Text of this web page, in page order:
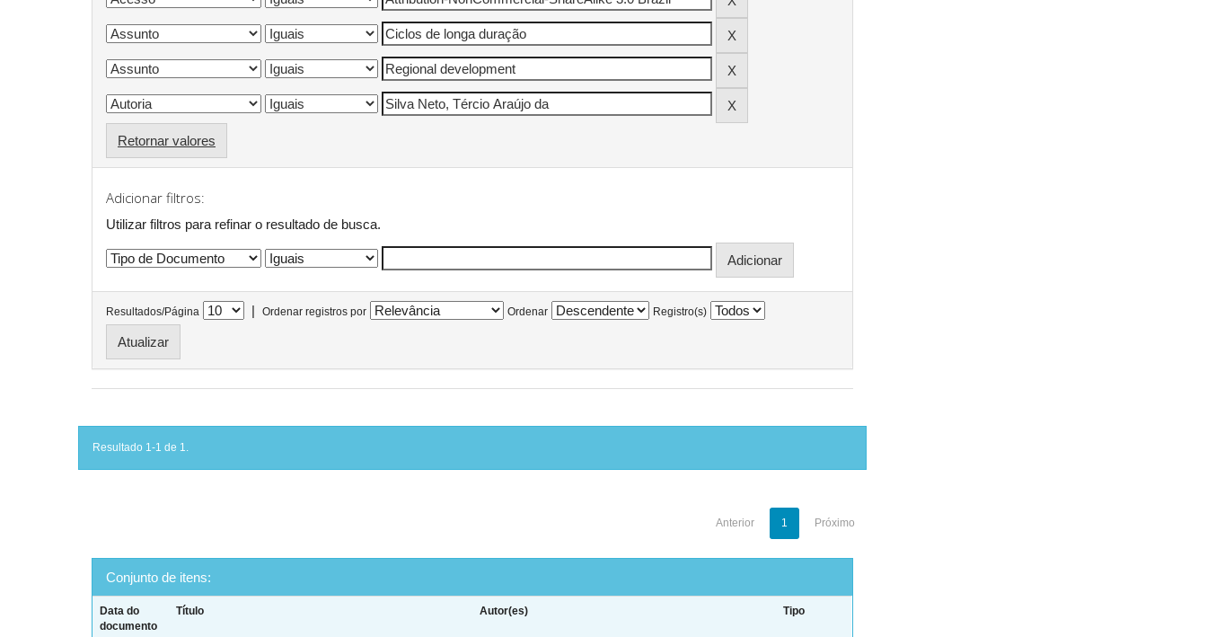
Retornar valores
Adicionar filtros:
Utilizar filtros para refinar o resultado de busca.
Resultados/Página | Ordenar registros por Ordenar Registro(s)
Resultado 1-1 de 1.
Anterior 1 Próximo
Conjunto de itens:
Data do
documento
Título Autor(es) Tipo